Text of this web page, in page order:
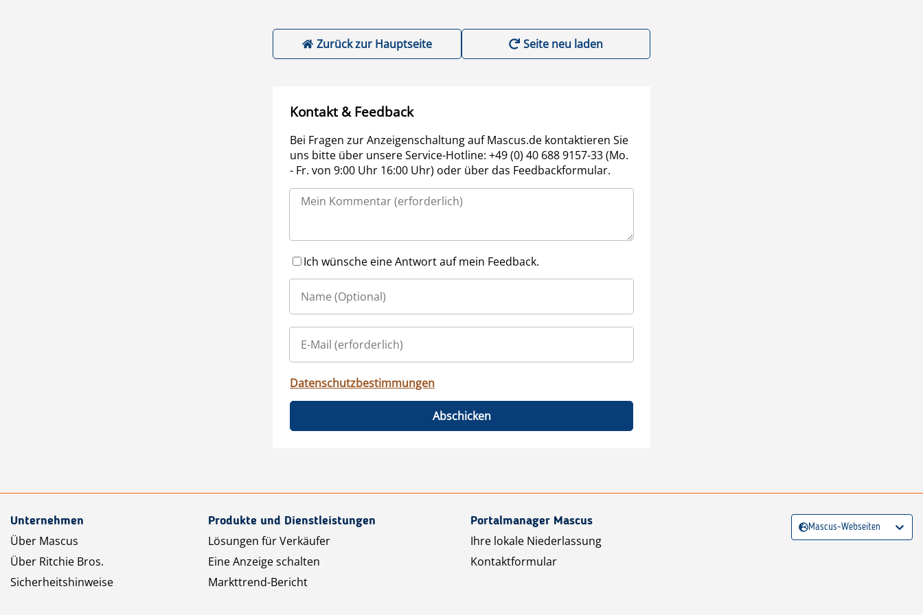
Zurück zur Hauptseite Seite neu laden
Kontakt & Feedback
Bei Fragen zur Anzeigenschaltung auf Mascus.de kontaktieren Sie
uns bitte über unsere Service-Hotline: +49 (0) 40 688 9157-33 (Mo.
- Fr. von 9:00 Uhr 16:00 Uhr) oder über das Feedbackformular.
Ich wünsche eine Antwort auf mein Feedback.
Datenschutzbestimmungen
Abschicken
Unternehmen
Über Mascus
Über Ritchie Bros.
Sicherheitshinweise
Produkte und Dienstleistungen
Lösungen für Verkäufer
Eine Anzeige schalten
Markttrend-Bericht
Portalmanager Mascus
Ihre lokale Niederlassung
Kontaktformular
Mascus-Webseiten